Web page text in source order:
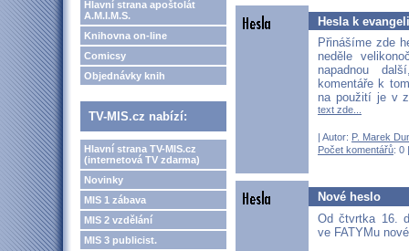
Hlavní strana apoštolát
A.M.I.M.S.
Knihovna on-line
Comicsy
Objednávky knih
TV-MIS.cz nabízí:
Hlavní strana TV-MIS.cz
(internetová TV zdarma)
Novinky
MIS 1 zábava
MIS 2 vzdělání
MIS 3 publicist.
Hesla k
Přinášíme zde
neděle
napadnou
komentáře k
na použití je v
text zde...
| Autor: P. Marek
Počet komentářů: 0
Nové heslo
Od čtvrtka 16.
ve FATYMu